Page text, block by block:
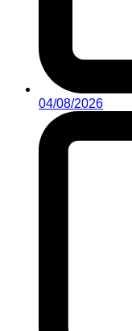
04/08/2026